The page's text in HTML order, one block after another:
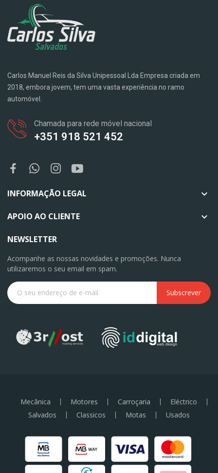
Carlos Manuel Reis da Silva Unipessoal Lda Empresa criada em
2018, embora jovem, tem uma vasta experiência no ramo
automóvel.
Chamada para rede móvel nacional
+351 918 521 452
INFORMAÇÃO LEGAL 
APOIO AO CLIENTE 
NEWSLETTER
Acompanhe as nossas novidades e promoções. Nunca
utilizaremos o seu email em spam.
Subscrever
Mecânica Motores Carroçaria
Eléctrico
Salvados
Classicos Motas Usados